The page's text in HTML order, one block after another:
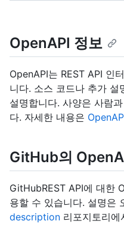
OpenAPI 정보
OpenAPI는 REST API 인
니다. 소스 코드나 추가 설
설명합니다. 사양은 사람
다. 자세한 내용은
GitHub의
GitHubREST API에 대한
용할 수 있습니다. 설명은
description 리포지토리